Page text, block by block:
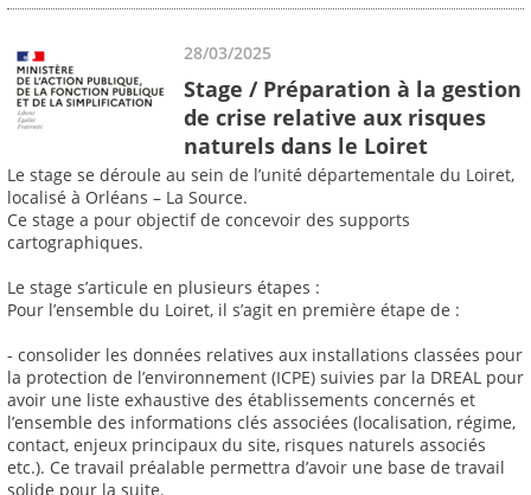
28/03/2025
Stage / Préparation à la gestion
de crise relative aux risques
naturels dans le Loiret
Le stage se déroule au sein de l’unité départementale du Loiret,
localisé à Orléans – La Source.
Ce stage a pour objectif de concevoir des supports
cartographiques.
Le stage s’articule en plusieurs étapes :
Pour l’ensemble du Loiret, il s’agit en première étape de :
- consolider les données relatives aux installations classées pour
la protection de l’environnement (ICPE) suivies par la DREAL pour
avoir une liste exhaustive des établissements concernés et
l’ensemble des informations clés associées (localisation, régime,
contact, enjeux principaux du site, risques naturels associés
etc.). Ce travail préalable permettra d’avoir une base de travail
solide pour la suite.